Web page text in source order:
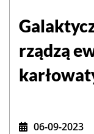
rządzą
06-09-2023